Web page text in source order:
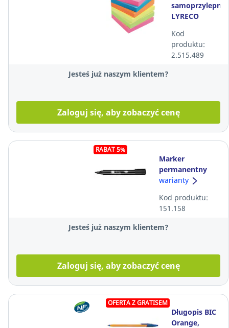
samoprzylepne
LYRECO
75x75, w
opakowaniu
6 sztuk
Kod
produktu:
2.515.489
Jesteś już naszym klientem?
Zaloguj się, aby zobaczyć cenę
RABAT 5%
Marker
permanentny
LYRECO, okrągła
czarny
warianty
Kod produktu:
151.158
Jesteś już naszym klientem?
Zaloguj się, aby zobaczyć cenę
OFERTA Z GRATISEM
Długopis BIC
Orange,